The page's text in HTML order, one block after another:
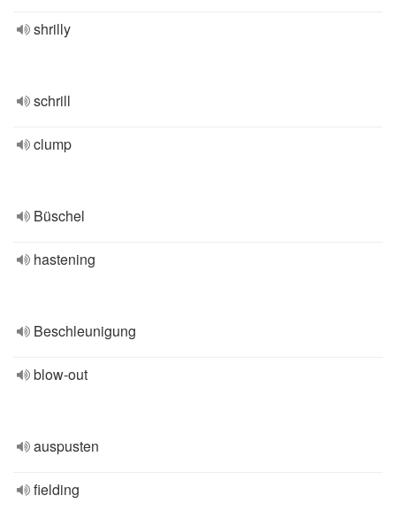
shrilly
schrill
clump
Büschel
hastening
Beschleunigung
blow-out
auspusten
fielding